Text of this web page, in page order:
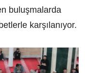
buluşmalarda
karşılanıyor.